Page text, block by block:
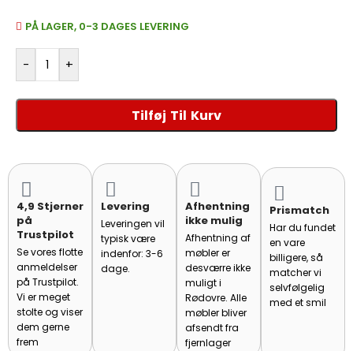
PÅ LAGER, 0-3 DAGES LEVERING
- +
Tilføj Til Kurv
4,9 Stjerner
på
Trustpilot
Se vores flotte
anmeldelser
på Trustpilot.
Vi er meget
stolte og viser
dem gerne
frem
Levering
Leveringen vil
typisk være
indenfor: 3-6
dage.
Afhentning
ikke mulig
Afhentning af
møbler er
desværre ikke
muligt i
Rødovre. Alle
møbler bliver
afsendt fra
fjernlager
Prismatch
Har du fundet
en vare
billigere, så
matcher vi
selvfølgelig
med et smil